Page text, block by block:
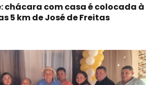
chácara com casa é colocada à
5 km de José de Freitas